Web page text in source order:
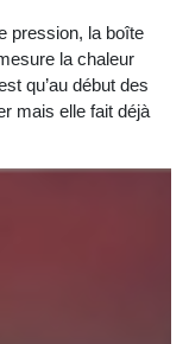
pression, la boîte
la chaleur
qu’au début des
mais elle fait déjà